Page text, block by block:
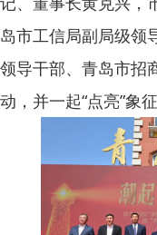
岛市工信局副局级领
领导干部、青岛市招
动，并一起“点亮”象